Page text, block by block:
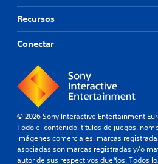
Recursos
Conectar
© 2026 Sony Interactive Entertainment
Todo el contenido, títulos de juegos,
imágenes comerciales, marcas
asociadas son marcas registradas y/o
autor de sus respectivos dueños. Todos